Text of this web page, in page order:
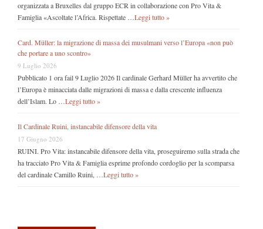
organizzata a Bruxelles dal gruppo ECR in collaborazione con Pro Vita &
Famiglia «Ascoltate l’Africa. Rispettate …Leggi tutto »
Card. Müller: la migrazione di massa dei musulmani verso l’Europa «non può
che portare a uno scontro»
9 Luglio 2026
Pubblicato 1 ora fail 9 Luglio 2026 Il cardinale Gerhard Müller ha avvertito che
l’Europa è minacciata dalle migrazioni di massa e dalla crescente influenza
dell’Islam. Lo …Leggi tutto »
Il Cardinale Ruini, instancabile difensore della vita
17 Giugno 2026
RUINI. Pro Vita: instancabile difensore della vita, proseguiremo sulla strada che
ha tracciato Pro Vita & Famiglia esprime profondo cordoglio per la scomparsa
del cardinale Camillo Ruini, …Leggi tutto »